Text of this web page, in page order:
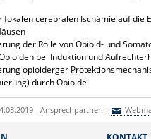
fokalen cerebralen Ischämie auf die
der Rolle von Opioid- und
bei Induktion und
opioiderger
durch Opioide
- Ansprechpartner: